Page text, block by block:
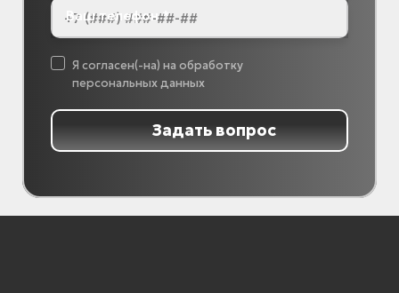
Ваш телефон *
Задать вопрос
Я согласен(-на) на обработку
персональных данных